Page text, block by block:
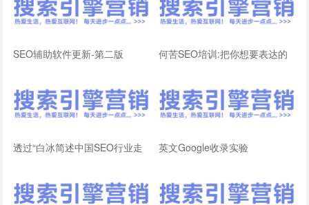
SEO辅助软件更新-第二版
何苦SEO培训:把你想要表达的
透过“白冰简述中国SEO行业走
英文Google收录实验